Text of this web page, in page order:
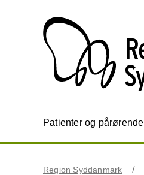
Patienter og pårørende
Region Syddanmark